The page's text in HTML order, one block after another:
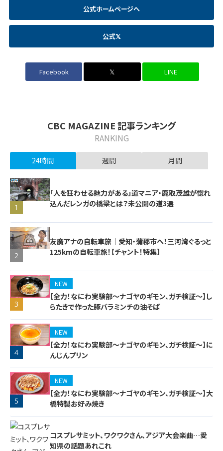
公式ホームページへ
公式𝕏
Facebook 𝕏 LINE
CBC MAGAZINE 記事ランキング
RANKING
24時間 週間 月間
1
「人を狂わせる魅力がある」道マニア・鹿取茂雄が惚れ
込んだレンガの橋梁とは？未公開の道3選
2
友廣アナの自転車旅｜愛知・蒲郡市へ！三河湾ぐるっと
125kmの自転車旅！【チャント！特集】
3
NEW
【全力！なにわ実験部～ナゴヤのギモン、ガチ検証～】し
らたきで作った豚バラミンチの油そば
4
NEW
【全力！なにわ実験部～ナゴヤのギモン、ガチ検証～】に
んじんプリン
5
NEW
【全力！なにわ実験部～ナゴヤのギモン、ガチ検証～】大
橋特製お好み焼き
コスプレサミット、ワクワクさん、アジア大会楽曲…愛
知県の話題あれこれ